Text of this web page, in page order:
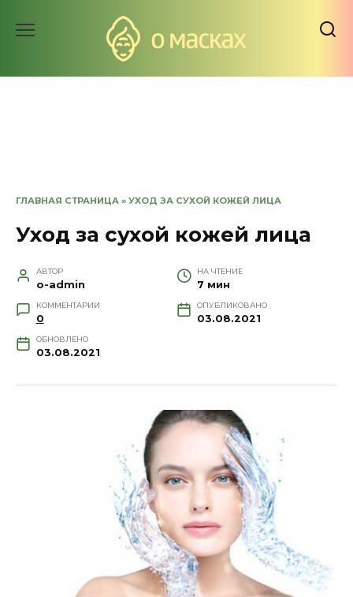
ГЛАВНАЯ СТРАНИЦА » УХОД ЗА СУХОЙ КОЖЕЙ ЛИЦА
Уход за сухой кожей лица
АВТОР
o-admin
НА ЧТЕНИЕ
7 мин
КОММЕНТАРИИ
0
ОПУБЛИКОВАНО
03.08.2021
ОБНОВЛЕНО
03.08.2021